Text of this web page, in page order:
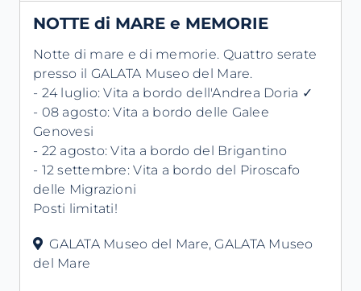
NOTTE di MARE e MEMORIE
Notte di mare e di memorie. Quattro serate
presso il GALATA Museo del Mare.
- 24 luglio: Vita a bordo dell'Andrea Doria ✓
- 08 agosto: Vita a bordo delle Galee
Genovesi
- 22 agosto: Vita a bordo del Brigantino
- 12 settembre: Vita a bordo del Piroscafo
delle Migrazioni
Posti limitati!
GALATA Museo del Mare, GALATA Museo
del Mare